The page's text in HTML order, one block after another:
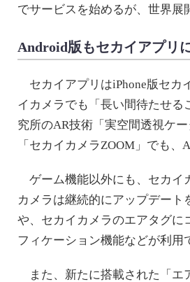
でサービスを始めるが、世界展
Android版もセカイアプリ
セカイアプリはiPhone版セカ
イカメラでも「長い間待たせ
究所のAR技術「実空間透視ケ
「セカイカメラZOOM」でも、
ゲーム機能以外にも、セカイ
カメラは継続的にアップデー
や、セカイカメラのエアタグに
フィケーション機能などが利用
また、新たに搭載された「エ